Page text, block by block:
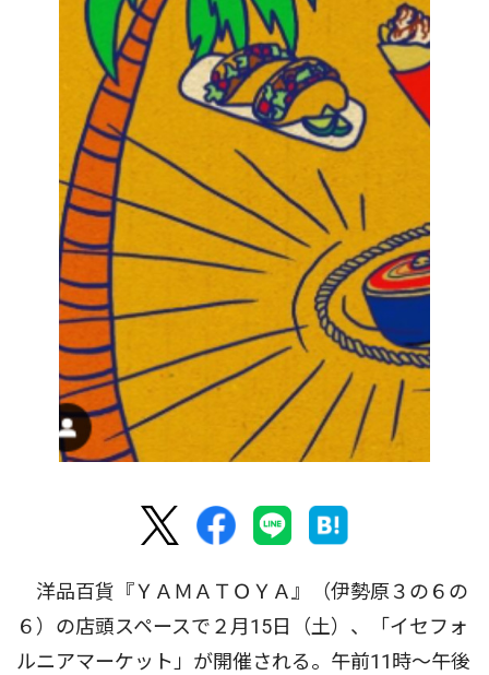
洋品百貨『ＹＡＭＡＴＯＹＡ』（伊勢原３の６の
６）の店頭スペースで２月15日（土）、「イセフォ
ルニアマーケット」が開催される。午前11時〜午後